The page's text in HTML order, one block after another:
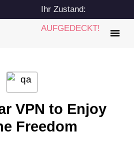
Ihr Zustand:
AUFGEDECKT!
VPN to Enjoy
Freedom